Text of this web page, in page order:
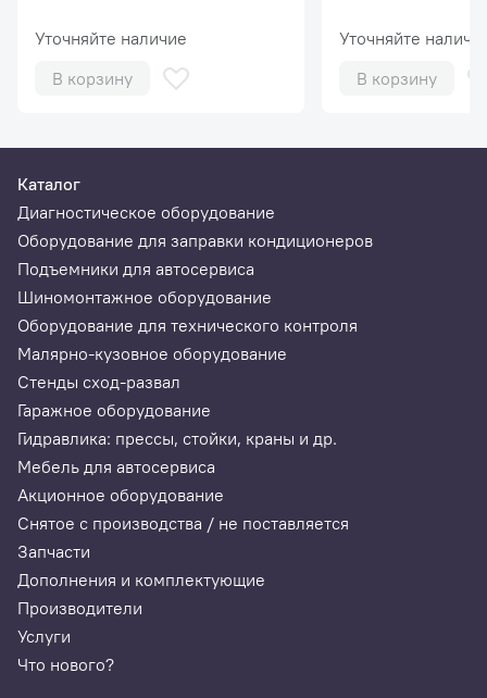
Уточняйте наличие
В корзину
Уточняйте
В корзину
Каталог
Диагностическое оборудование
Оборудование для заправки кондиционеров
Подъемники для автосервиса
Шиномонтажное оборудование
Оборудование для технического контроля
Малярно-кузовное оборудование
Стенды сход-развал
Гаражное оборудование
Гидравлика: прессы, стойки, краны и др.
Мебель для автосервиса
Акционное оборудование
Снятое с производства / не поставляется
Запчасти
Дополнения и комплектующие
Производители
Услуги
Что нового?